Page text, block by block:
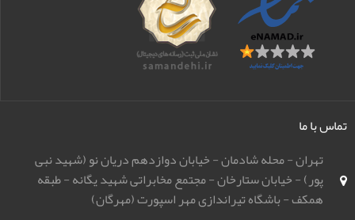
تماس با ما
تهران - محله شادمان - خیابان دوازدهم دریان نو (شهید نبی
پور) - خیابان ستارخان - مجتمع مخابراتی شهید یگانه - طبقه
همکف - باشگاه تیراندازی مهر اسپورت (مهرگان)